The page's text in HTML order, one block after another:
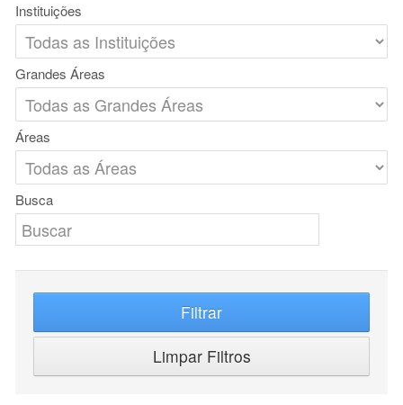
Instituições
Grandes Áreas
Áreas
Busca
Filtrar
Limpar Filtros